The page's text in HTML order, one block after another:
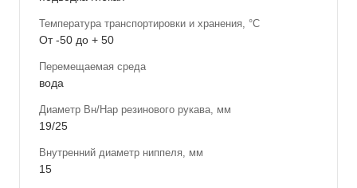
Температура транспортировки и хранения, °С
От -50 до + 50
Перемещаемая среда
вода
Диаметр Вн/Нар резинового рукава, мм
19/25
Внутренний диаметр ниппеля, мм
15